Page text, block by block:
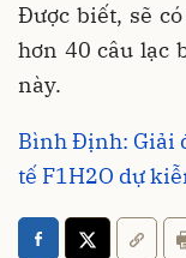
Được biết, sẽ
hơn 40 câu lạc
này.
Bình Định: Giải
tế F1H2O dự